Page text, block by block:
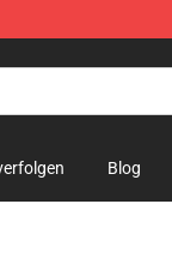
Blog